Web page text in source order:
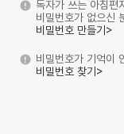
독자가 쓰는 아침편
비밀번호가 없으신
비밀번호 만들기>
비밀번호가 기억이
비밀번호 찾기>